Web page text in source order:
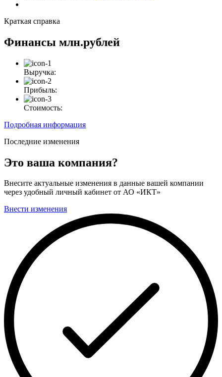
Краткая справка
Финансы млн.рублей
Выручка:
Прибыль:
Стоимость:
Подробная информация
Последние изменения
Это ваша компания?
Внесите актуальные изменения в данные вашей компании
через удобный личный кабинет от АО «ИКТ»
Внести изменения